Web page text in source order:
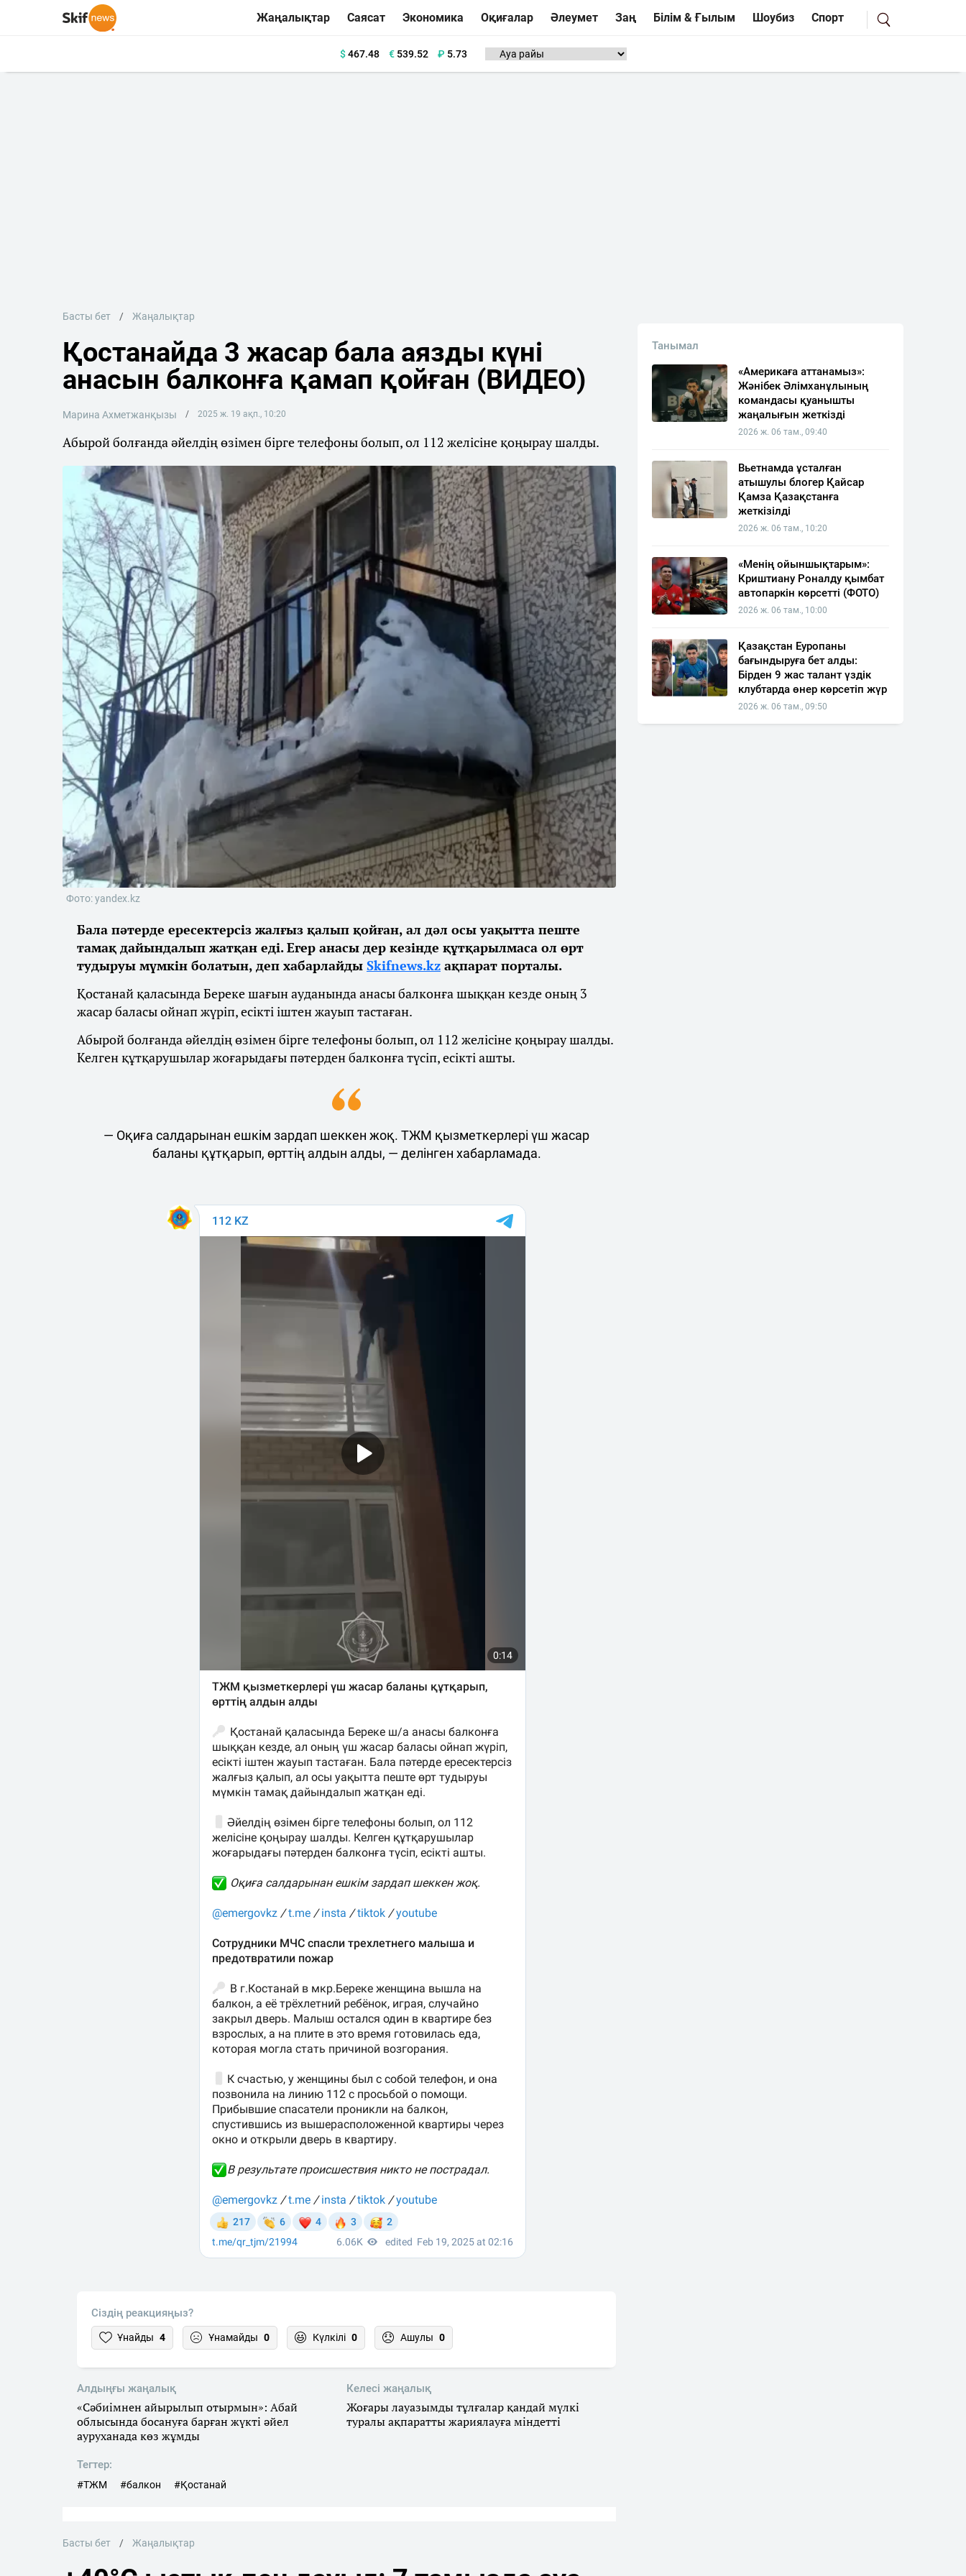
Жаңалықтар Саясат Экономика Оқиғалар Әлеумет Заң Білім & Ғылым Шоубиз Спорт
$467.48 €539.52 ₽ 5.73
Басты бет Жаңалықтар
Қостанайда 3 жасар бала аязды күні
анасын балконға қамап қойған (ВИДЕО)
Марина Ахметжанқызы 2025 ж. 19 ақп., 10:20
Абырой болғанда әйелдің өзімен бірге телефоны болып, ол 112 желісіне қоңырау шалды.
Фото: yandex.kz
Бала пәтерде ересектерсіз жалғыз қалып қойған, ал дәл осы уақытта пеште
тамақ дайындалып жатқан еді. Егер анасы дер кезінде құтқарылмаса ол өрт
тудыруы мүмкін болатын, деп хабарлайды Skifnews.kz ақпарат порталы.
Қостанай қаласында Береке шағын ауданында анасы балконға шыққан кезде оның 3
жасар баласы ойнап жүріп, есікті іштен жауып тастаған.
Абырой болғанда әйелдің өзімен бірге телефоны болып, ол 112 желісіне қоңырау шалды.
Келген құтқарушылар жоғарыдағы пәтерден балконға түсіп, есікті ашты.
— Оқиға салдарынан ешкім зардап шеккен жоқ. ТЖМ қызметкерлері үш жасар
баланы құтқарып, өрттің алдын алды, — делінген хабарламада.
Сіздің реакцияңыз?
Ұнайды 4 Ұнамайды 0 Күлкілі 0 Ашулы 0
Алдыңғы жаңалық
«Сәбиімнен айырылып отырмын»: Абай
облысында босануға барған жүкті әйел
ауруханада көз жұмды
Келесі жаңалық
Жоғары лауазымды тұлғалар қандай мүлкі
туралы ақпаратты жариялауға міндетті
Тегтер:
#ТЖМ #балкон #Қостанай
Басты бет Жаңалықтар
Танымал
«Америкаға аттанамыз»:
Жәнібек Әлімханұлының
командасы қуанышты
жаңалығын жеткізді
2026 ж. 06 там., 09:40
Вьетнамда ұсталған
атышулы блогер Қайсар
Қамза Қазақстанға
жеткізілді
2026 ж. 06 там., 10:20
«Менің ойыншықтарым»:
Криштиану Роналду қымбат
автопаркін көрсетті (ФОТО)
2026 ж. 06 там., 10:00
Қазақстан Еуропаны
бағындыруға бет алды:
Бірден 9 жас талант үздік
клубтарда өнер көрсетіп жүр
2026 ж. 06 там., 09:50